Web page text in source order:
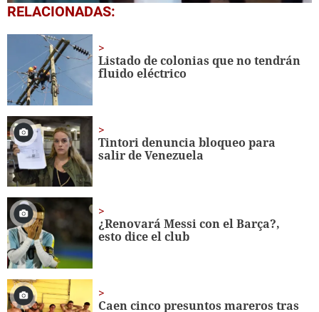
0
of
seconds
RELACIONADAS:
Listado de colonias que no tendrán
fluido eléctrico
Tintori denuncia bloqueo para
salir de Venezuela
¿Renovará Messi con el Barça?,
esto dice el club
Caen cinco presuntos mareros tras